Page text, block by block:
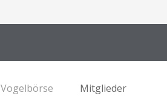
Vogelbörse Mitglieder